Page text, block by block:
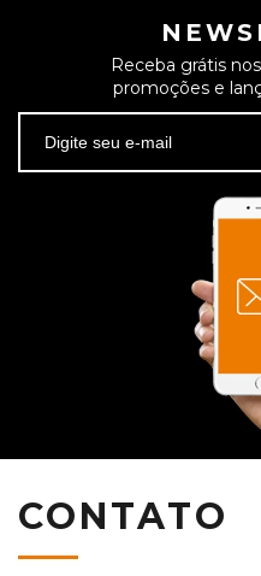
Receba grátis
promoções e
CONTATO